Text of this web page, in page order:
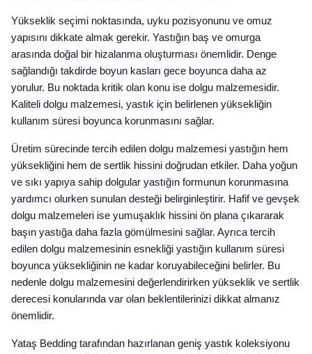
Yükseklik seçimi noktasında, uyku pozisyonunu ve omuz
yapısını dikkate almak gerekir. Yastığın baş ve omurga
arasında doğal bir hizalanma oluşturması önemlidir. Denge
sağlandığı takdirde boyun kasları gece boyunca daha az
yorulur. Bu noktada kritik olan konu ise dolgu malzemesidir.
Kaliteli dolgu malzemesi, yastık için belirlenen yüksekliğin
kullanım süresi boyunca korunmasını sağlar.
Üretim sürecinde tercih edilen dolgu malzemesi yastığın hem
yüksekliğini hem de sertlik hissini doğrudan etkiler. Daha yoğun
ve sıkı yapıya sahip dolgular yastığın formunun korunmasına
yardımcı olurken sunulan desteği belirginleştirir. Hafif ve gevşek
dolgu malzemeleri ise yumuşaklık hissini ön plana çıkararak
başın yastığa daha fazla gömülmesini sağlar. Ayrıca tercih
edilen dolgu malzemesinin esnekliği yastığın kullanım süresi
boyunca yüksekliğinin ne kadar koruyabileceğini belirler. Bu
nedenle dolgu malzemesini değerlendirirken yükseklik ve sertlik
derecesi konularında var olan beklentilerinizi dikkat almanız
önemlidir.
Yataş Bedding tarafından hazırlanan geniş yastık koleksiyonu